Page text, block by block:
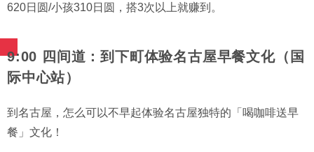
620日圆/小孩310日圆，搭3次以上就赚到。
9:00 四间道：到下町体验名古屋早餐文化（国
际中心站）
到名古屋，怎么可以不早起体验名古屋独特的「喝咖啡送早
餐」文化！